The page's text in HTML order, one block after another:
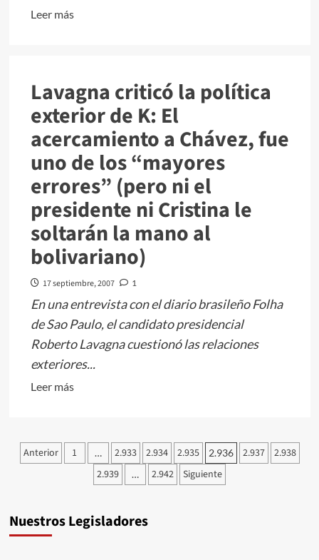
Leer másLeer
D
´Alessio
y
Giudici
le
piden
informe
a
Alberto
Fernández
sobre
protección
testigos
en
las
causas
a
los
Derechos
Lavagna criticó la política
exterior de K: El
acercamiento a Chávez, fue
uno de los “mayores
errores” (pero ni el
presidente ni Cristina le
soltarán la mano al
bolivariano)
17 septiembre, 2007 1
En una entrevista con el diario brasileño Folha
de Sao Paulo, el candidato presidencial
Roberto Lavagna cuestionó las relaciones
exteriores...
Leer másLeer
criticó
de
Paginación
Anterior 1 … 2.933 2.934 2.935 2.936 2.937
2.938
2.939
… 2.942 Siguiente
Nuestros Legisladores